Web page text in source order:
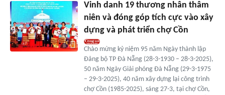
Vinh danh 19 thương nhân thâm
niên và đóng góp tích cực vào xây
dựng và phát triển chợ Cồn
Chào mừng kỷ niệm 95 năm Ngày thành lập
Đảng bộ TP Đà Nẵng (28-3-1930 – 28-3-2025),
50 năm Ngày Giải phóng Đà Nẵng (29-3-1975
– 29-3-2025), 40 năm xây dựng lại công trình
chợ Cồn (1985-2025), sáng 27-3, tại chợ Cồn,